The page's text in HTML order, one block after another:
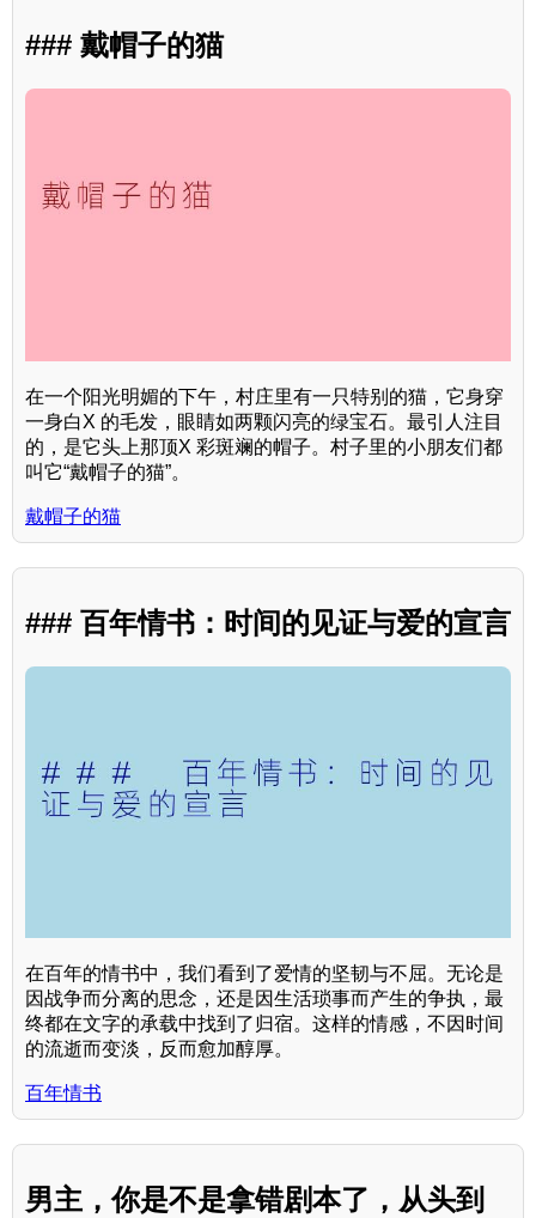
### 戴帽子的猫
在一个阳光明媚的下午，村庄里有一只特别的猫，它身穿
一身白X 的毛发，眼睛如两颗闪亮的绿宝石。最引人注目
的，是它头上那顶X 彩斑斓的帽子。村子里的小朋友们都
叫它“戴帽子的猫”。
戴帽子的猫
### 百年情书：时间的见证与爱的宣言
在百年的情书中，我们看到了爱情的坚韧与不屈。无论是
因战争而分离的思念，还是因生活琐事而产生的争执，最
终都在文字的承载中找到了归宿。这样的情感，不因时间
的流逝而变淡，反而愈加醇厚。
百年情书
男主，你是不是拿错剧本了，从头到